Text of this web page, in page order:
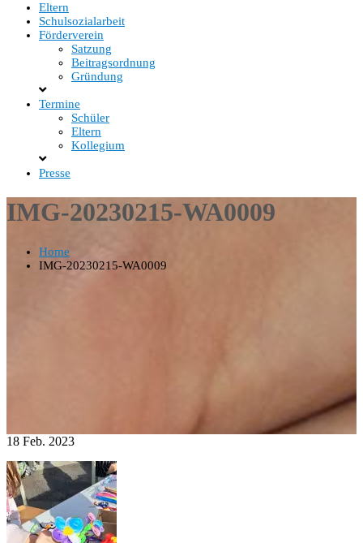
Eltern
Schulsozialarbeit
Förderverein
Satzung
Beitragsordnung
Gründung
Termine
Schüler
Eltern
Kollegium
Presse
IMG-20230215-WA0009
Home
IMG-20230215-WA0009
18 Feb. 2023